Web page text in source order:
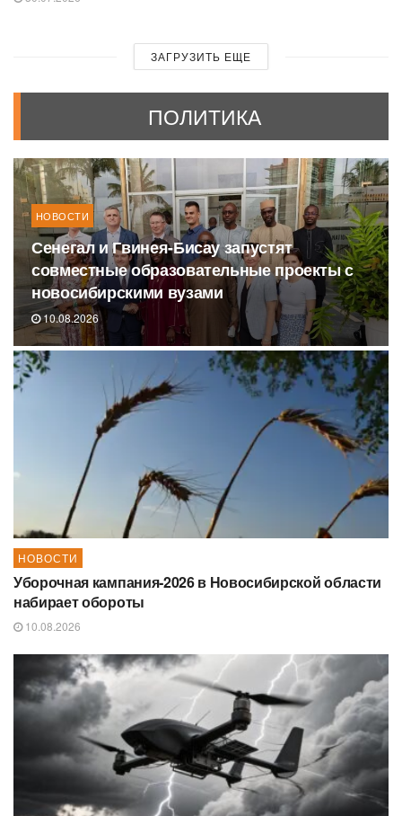
ЗАГРУЗИТЬ ЕЩЕ
ПОЛИТИКА
НОВОСТИ
Сенегал и Гвинея-Бисау запустят
совместные образовательные проекты с
новосибирскими вузами
10.08.2026
НОВОСТИ
Уборочная кампания‑2026 в Новосибирской области
набирает обороты
10.08.2026